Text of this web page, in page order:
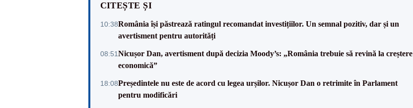
CITEȘTE ȘI
10:38România își păstrează ratingul recomandat investițiilor. Un semnal pozitiv, dar și un
avertisment pentru autorități
08:51Nicușor Dan, avertisment după decizia Moody’s: „România trebuie să revină la creștere
economică”
18:08Președintele nu este de acord cu legea urșilor. Nicușor Dan o retrimite în Parlament
pentru modificări